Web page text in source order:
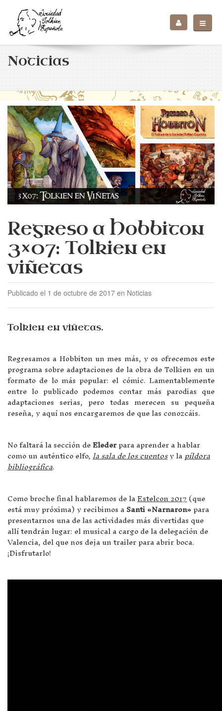
Noticias
Regreso a Hobbiton
3×07: Tolkien en
viñetas
Publicado el 1 de octubre de 2017 en Noticias
Tolkien en viñetas.
Regresamos a Hobbiton un mes más, y os ofrecemos este
programa sobre adaptaciones de la obra de Tolkien en un
formato de lo más popular: el cómic. Lamentablemente
entre lo publicado podemos contar más parodias que
adaptaciones serias, pero todas merecen su pequeña
reseña, y aquí nos encargaremos de que las conozcáis.
No faltará la sección deElederpara aprender a hablar
como un auténtico elfo,la sala de los cuentosy lapíldora
bibliográfica.
Como broche final hablaremos de laEstelcon 2017(que
está muy próxima) y recibimos aSanti «Narnaron»para
presentarnos una de las actividades más divertidas que
allí tendrán lugar: el musical a cargo de la delegación de
Valencia, del que nos deja un trailer para abrir boca.
¡Disfrutarlo!